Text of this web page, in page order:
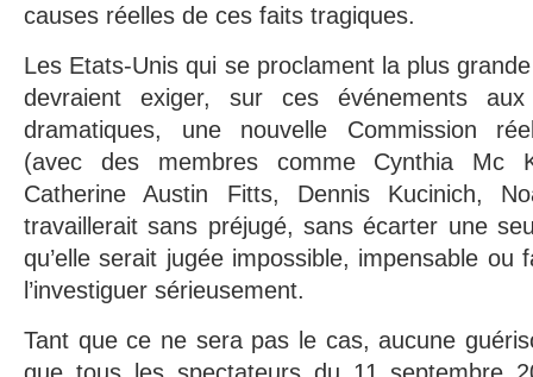
causes réelles de ces faits tragiques.
Les Etats-Unis qui se proclament la plus
devraient exiger, sur ces événements aux
dramatiques, une nouvelle Commission
(avec des membres comme Cynthia Mc
Catherine Austin Fitts, Dennis Kucinich,
travaillerait sans préjugé, sans écarter une
qu’elle serait jugée impossible, impensable ou
l’investiguer sérieusement.
Tant que ce ne sera pas le cas, aucune